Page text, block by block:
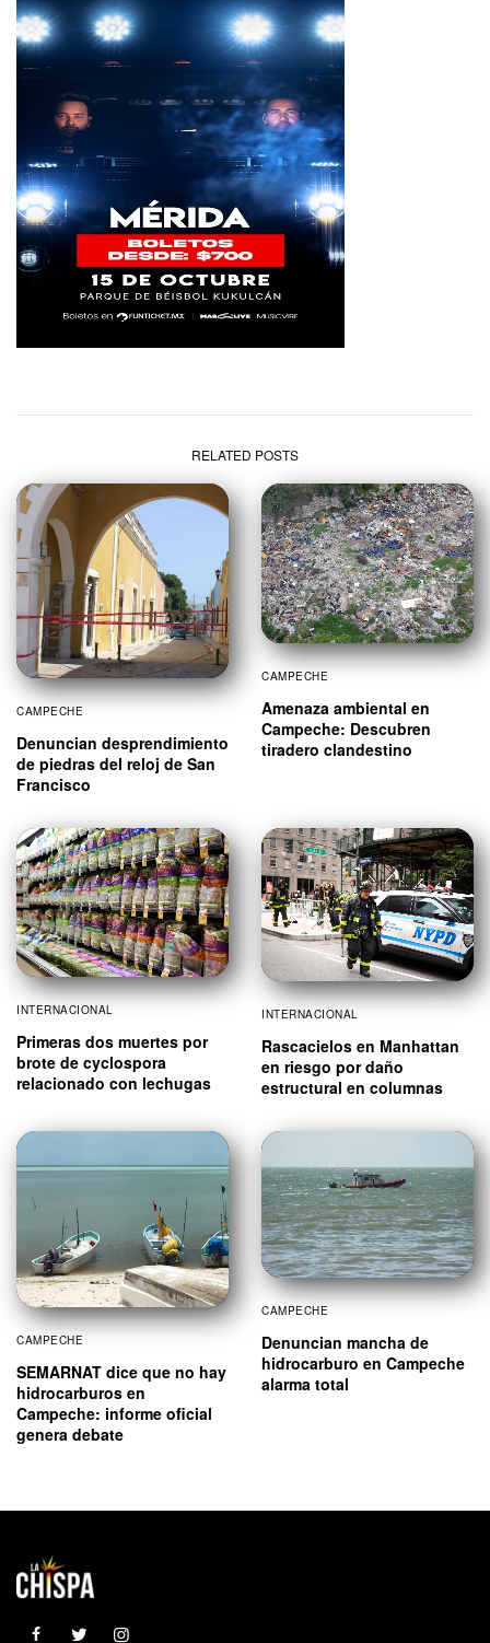
RELATED POSTS
CAMPECHE
Denuncian desprendimiento
de piedras del reloj de San
Francisco
CAMPECHE
Amenaza ambiental en
Campeche: Descubren
tiradero clandestino
INTERNACIONAL
Primeras dos muertes por
brote de cyclospora
relacionado con lechugas
INTERNACIONAL
Rascacielos en Manhattan
en riesgo por daño
estructural en columnas
CAMPECHE
SEMARNAT dice que no hay
hidrocarburos en
Campeche: informe oficial
genera debate
CAMPECHE
Denuncian mancha de
hidrocarburo en Campeche
alarma total